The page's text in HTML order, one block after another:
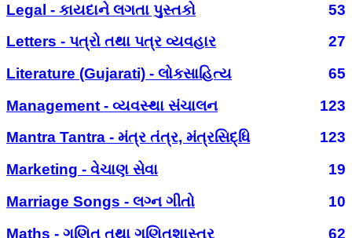
Legal - કાયદાને લગતા પુસ્તકો
53
Letters - પત્રો તથા પત્ર વ્યવહાર
27
Literature (Gujarati) - લોકસાહિત્ય
65
Management - વ્યવસ્થા સંચાલન
123
Mantra Tantra - મંત્ર તંત્ર, મંત્રસિદ્ધિ
123
Marketing - વેચાણ સેવા
19
Marriage Songs - લગ્ન ગીતો
10
Maths - ગણિત તથા ગણિતશાસ્ત્ર
62